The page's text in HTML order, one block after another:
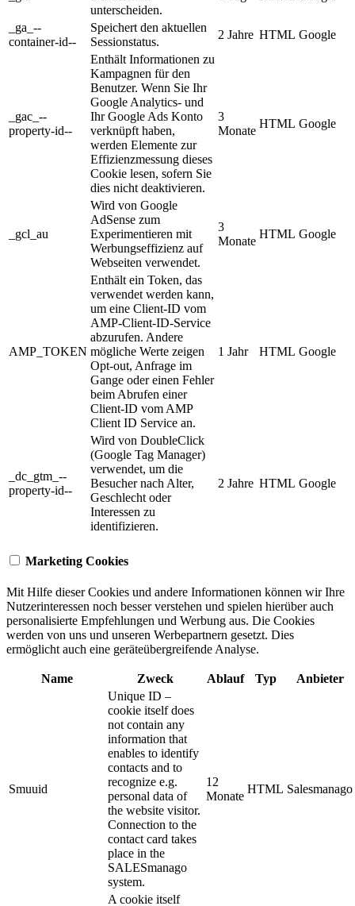
unterscheiden.
_ga_--
container-id--
Speichert den aktuellen
Sessionstatus.
2 Jahre HTML Google
_gac_--
property-id--
Enthält Informationen zu
Kampagnen für den
Benutzer. Wenn Sie Ihr
Google Analytics- und
Ihr Google Ads Konto
verknüpft haben,
werden Elemente zur
Effizienzmessung dieses
Cookie lesen, sofern Sie
dies nicht deaktivieren.
3
Monate
HTML Google
_gcl_au
Wird von Google
AdSense zum
Experimentieren mit
Werbungseffizienz auf
Webseiten verwendet.
3
Monate
HTML Google
AMP_TOKEN
Enthält ein Token, das
verwendet werden kann,
um eine Client-ID vom
AMP-Client-ID-Service
abzurufen. Andere
mögliche Werte zeigen
Opt-out, Anfrage im
Gange oder einen Fehler
beim Abrufen einer
Client-ID vom AMP
Client ID Service an.
1 Jahr HTML Google
_dc_gtm_--
property-id--
Wird von DoubleClick
(Google Tag Manager)
verwendet, um die
Besucher nach Alter,
Geschlecht oder
Interessen zu
identifizieren.
2 Jahre HTML Google
Marketing Cookies
Mit Hilfe dieser Cookies und andere Informationen können wir Ihre
Nutzerinteressen noch besser verstehen und spielen hierüber auch
personalisierte Empfehlungen und Werbung aus. ​Die Cookies
werden von uns und unseren Werbepartnern gesetzt. Dies
ermöglicht auch eine geräteübergreifende Analyse.
Name Zweck Ablauf Typ Anbieter
Smuuid
Unique ID –
cookie itself does
not contain any
information that
enables to identify
contacts and to
recognize e.g.
personal data of
the website visitor.
Connection to the
contact card takes
place in the
SALESmanago
system.
12
Monate
HTML Salesmanago
A cookie itself